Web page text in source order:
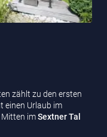
zählt zu den ersten
einen Urlaub im
Mitten imSextner Tal